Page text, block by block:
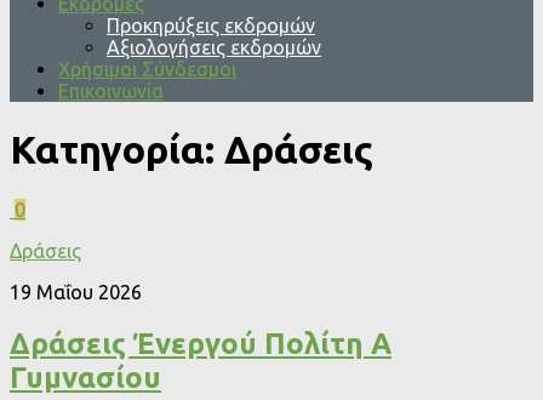
Προκηρύξεις εκδρομών
Αξιολογήσεις εκδρομών
Χρήσιμοι Σύνδεσμοι
Επικοινωνία
Κατηγορία: Δράσεις
0
Δράσεις
19 Μαΐου 2026
Δράσεις Ένεργού Πολίτη Α
Γυμνασίου